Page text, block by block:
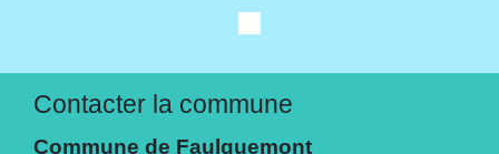
Contacter la commune
Commune de Faulquemont